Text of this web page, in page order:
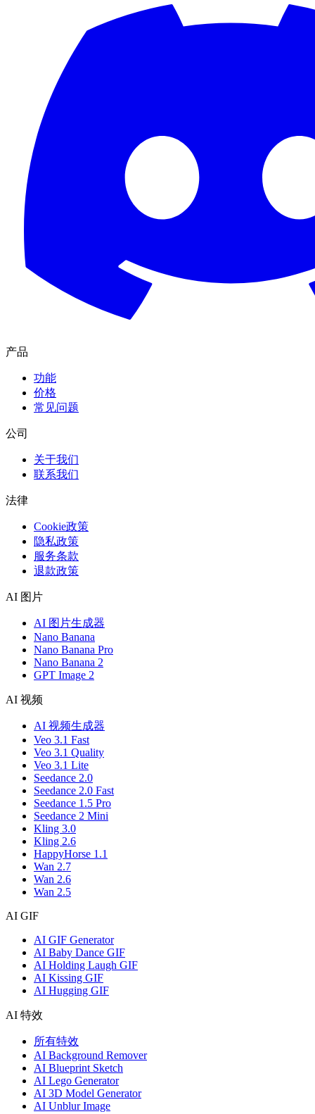
产品
功能
价格
常见问题
公司
关于我们
联系我们
法律
Cookie政策
隐私政策
服务条款
退款政策
AI 图片
AI 图片生成器
Nano Banana
Nano Banana Pro
Nano Banana 2
GPT Image 2
AI 视频
AI 视频生成器
Veo 3.1 Fast
Veo 3.1 Quality
Veo 3.1 Lite
Seedance 2.0
Seedance 2.0 Fast
Seedance 1.5 Pro
Seedance 2 Mini
Kling 3.0
Kling 2.6
HappyHorse 1.1
Wan 2.7
Wan 2.6
Wan 2.5
AI GIF
AI GIF Generator
AI Baby Dance GIF
AI Holding Laugh GIF
AI Kissing GIF
AI Hugging GIF
AI 特效
所有特效
AI Background Remover
AI Blueprint Sketch
AI Lego Generator
AI 3D Model Generator
AI Unblur Image